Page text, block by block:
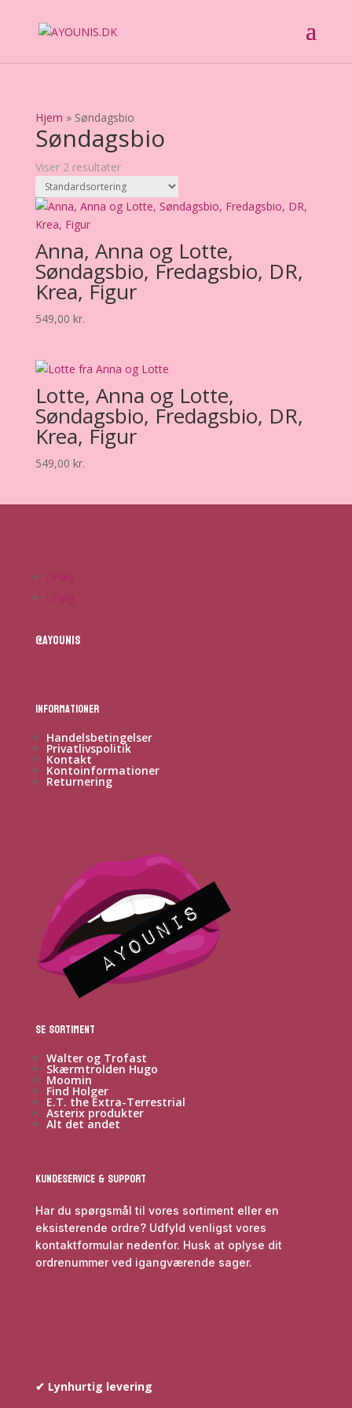
Hjem » Søndagsbio
Søndagsbio
Viser 2 resultater
Anna, Anna og Lotte,
Søndagsbio, Fredagsbio, DR,
Krea, Figur
549,00 kr.
Lotte, Anna og Lotte,
Søndagsbio, Fredagsbio, DR,
Krea, Figur
549,00 kr.
Følg
Følg
@ayounis
Informationer
Handelsbetingelser
Privatlivspolitik
Kontakt
Kontoinformationer
Returnering
Se sortiment
Walter og Trofast
Skærmtrolden Hugo
Moomin
Find Holger
E.T. the Extra-Terrestrial
Asterix produkter
Alt det andet
Kundeservice & Support
Har du spørgsmål til vores sortiment eller en
eksisterende ordre? Udfyld venligst vores
kontaktformular nedenfor. Husk at oplyse dit
ordrenummer ved igangværende sager.
✔ Lynhurtig levering